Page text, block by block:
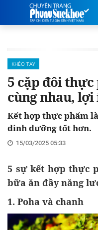
KHÉO TAY
5 cặp đôi thực
cùng nhau,
Kết hợp thực phẩm
dinh dưỡng tốt hơn.
15/03/2025 05:33
5 sự kết hợp thực
bữa ăn đầy năng
1. Poha và chanh